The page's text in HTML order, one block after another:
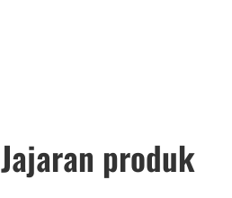
Jajaran produk